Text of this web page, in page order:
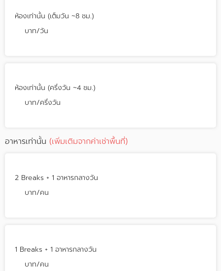
ห้องเท่านั้น (เต็มวัน ~8 ชม.)
บาท/วัน
ห้องเท่านั้น (ครึ่งวัน ~4 ชม.)
บาท/ครึ่งวัน
อาหารเท่านั้น (เพิ่มเติมจากค่าเช่าพื้นที่)
2 Breaks + 1 อาหารกลางวัน
บาท/คน
1 Breaks + 1 อาหารกลางวัน
บาท/คน